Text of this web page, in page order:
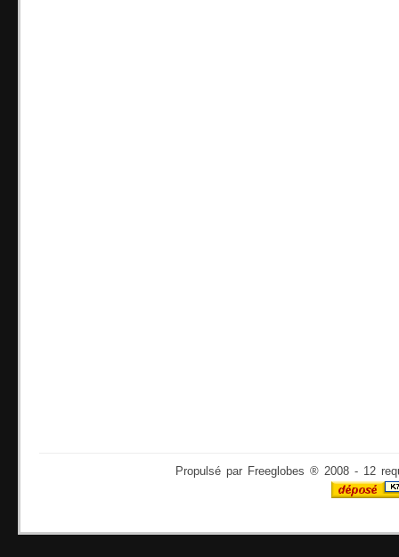
Propulsé par Freeglobes ® 2008 - 12